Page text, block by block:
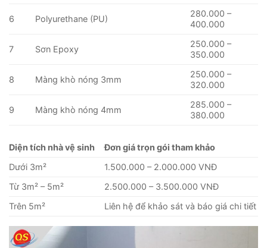
6 Polyurethane (PU)
280.000 –
400.000
7 Sơn Epoxy
250.000 –
350.000
8 Màng khò nóng 3mm
250.000 –
320.000
9 Màng khò nóng 4mm
285.000 –
380.000
Diện tích nhà vệ sinh
Đơn giá trọn gói tham khảo
Dưới 3m²
1.500.000 – 2.000.000 VNĐ
Từ 3m² – 5m²
2.500.000 – 3.500.000 VNĐ
Trên 5m²
Liên hệ để khảo sát và báo giá chi tiết